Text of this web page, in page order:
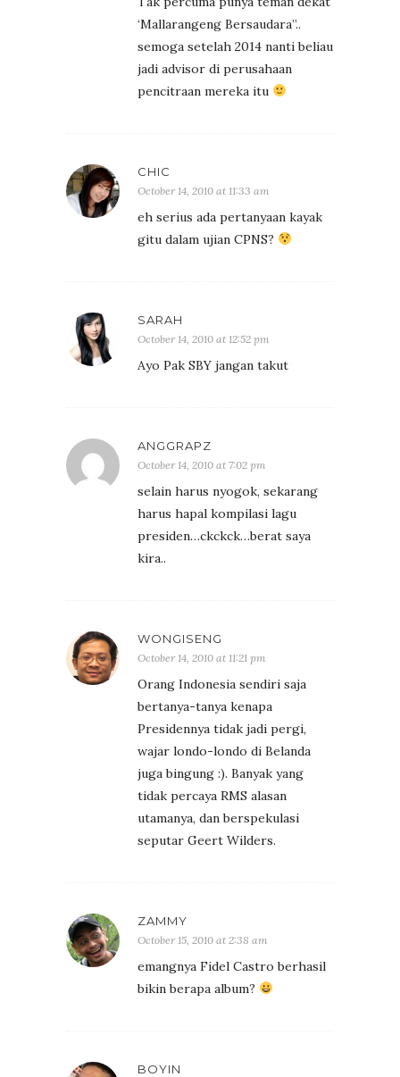
‘Mallarangeng Bersaudara”..
semoga setelah 2014 nanti beliau
jadi advisor di perusahaan
pencitraan mereka itu
CHIC
October 14, 2010 at 11:33 am
eh serius ada pertanyaan kayak
gitu dalam ujian CPNS?
SARAH
October 14, 2010 at 12:52 pm
Ayo Pak SBY jangan takut
ANGGRAPZ
October 14, 2010 at 7:02 pm
selain harus nyogok, sekarang
harus hapal kompilasi lagu
presiden…ckckck…berat saya
kira..
WONGISENG
October 14, 2010 at 11:21 pm
Orang Indonesia sendiri saja
bertanya-tanya kenapa
Presidennya tidak jadi pergi,
wajar londo-londo di Belanda
juga bingung :). Banyak yang
tidak percaya RMS alasan
utamanya, dan berspekulasi
seputar Geert Wilders.
ZAMMY
October 15, 2010 at 2:38 am
emangnya Fidel Castro berhasil
bikin berapa album?
BOYIN